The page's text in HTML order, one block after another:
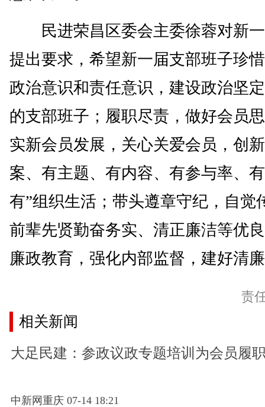
民进荣昌区委会主委徐蓉对新一
提出要求，希望新一届支部班子珍
政治意识和责任意识，建设政治坚
的支部班子；履职尽责，做好会员
实新会员发展，关心关爱会员，创
案、有主题、有内容、有参与率、
有”组织生活；带头遵章守纪，自觉
前辈先贤勤奋务实、清正廉洁等优
廉政教育，强化内部监督，建好清
责
相关新闻
大足民建：参政议政专题培训为会员履
中新网重庆 07-14 18:21